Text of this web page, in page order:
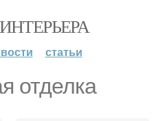
статьи
отделка